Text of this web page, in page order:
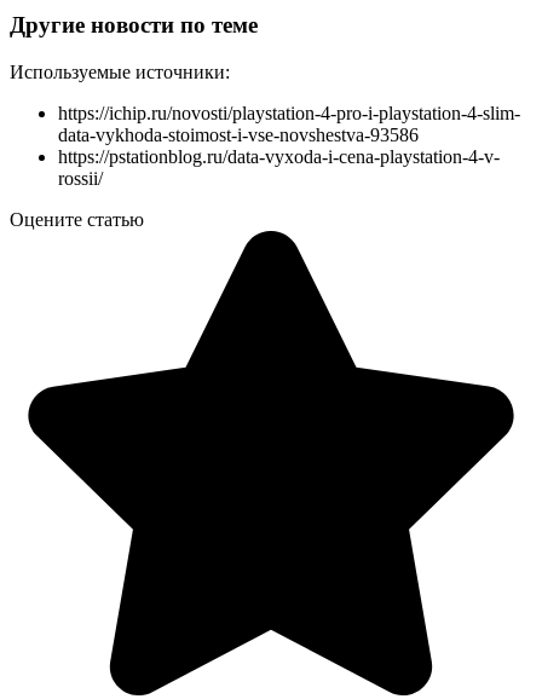
Другие новости по теме
Используемые источники:
https://ichip.ru/novosti/playstation-4-pro-i-playstation-4-slim-
data-vykhoda-stoimost-i-vse-novshestva-93586
https://pstationblog.ru/data-vyxoda-i-cena-playstation-4-v-
rossii/
Оцените статью